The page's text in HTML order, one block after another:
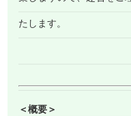
たします。
＜概要＞